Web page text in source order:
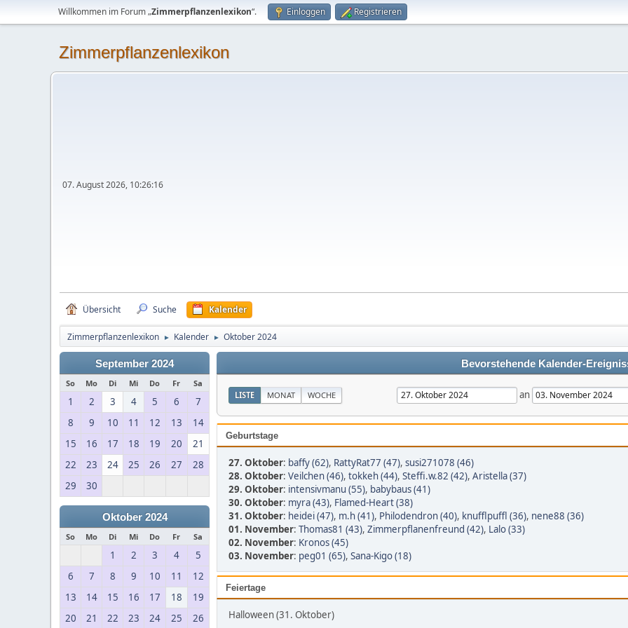
Willkommen im Forum „Zimmerpflanzenlexikon“. Einloggen Registrieren
Zimmerpflanzenlexikon
07. August 2026, 10:26:16
Übersicht Suche Kalender
Zimmerpflanzenlexikon ► Kalender ► Oktober 2024
September 2024
So Mo Di Mi Do Fr Sa
1 2 3 4 5 6
7
8
9 10 11 12 13
14
15
16 17 18 19 20
21
22
23 24 25 26 27
28
29
30
Oktober 2024
So Mo Di Mi Do Fr Sa
1 2 3 4
5
6
7 8 9 10 11
12
13
14 15 16 17 18
19
20
21 22 23 24 25 26
Bevorstehende Kalender-
LISTE MONAT WOCHE an
Geburtstage
27. Oktober: baffy (62), RattyRat77 (47), susi271078 (46)
28. Oktober: Veilchen (46), tokkeh (44), Steffi.w.82 (42), Aristella (37)
29. Oktober: intensivmanu (55), babybaus (41)
30. Oktober: myra (43), Flamed-Heart (38)
31. Oktober: heidei (47), m.h (41), Philodendron (40), knufflpuffl (36), nene88 (36)
01. November: Thomas81 (43), Zimmerpflanenfreund (42), Lalo (33)
02. November: Kronos (45)
03. November: peg01 (65), Sana-Kigo (18)
Feiertage
Halloween (31. Oktober)